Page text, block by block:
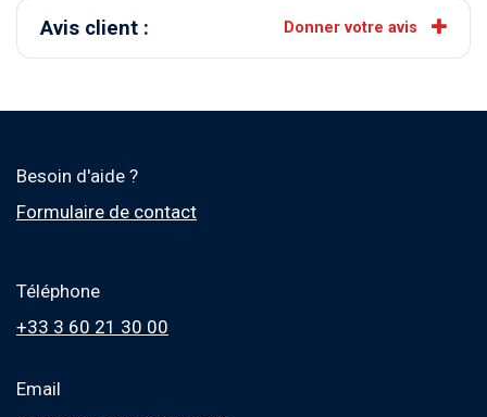
Avis client : Donner votre avis
Besoin d'aide ?
Formulaire de contact
Téléphone
+33 3 60 21 30 00
Email